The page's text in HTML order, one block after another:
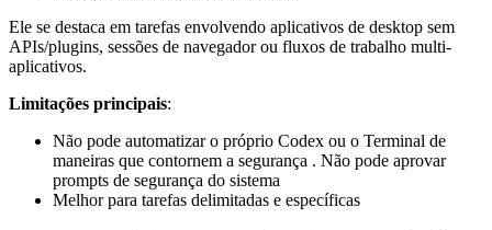
Ele se destaca em tarefas envolvendo aplicativos de desktop sem
APIs/plugins, sessões de navegador ou fluxos de trabalho multi-
aplicativos.
Limitações principais:
Não pode automatizar o próprio Codex ou o Terminal de
maneiras que contornem a segurança . Não pode aprovar
prompts de segurança do sistema
Melhor para tarefas delimitadas e específicas